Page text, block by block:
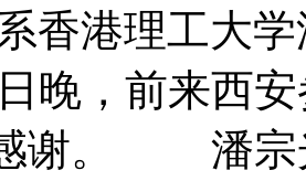
香港理工大
晚，前来西
谢。 潘宗